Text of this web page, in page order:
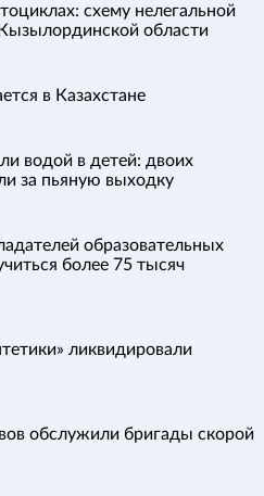
схему нелегальной
области
в Казахстане
водой в детей: двоих
за пьяную выходку
образовательных
более 75 тысяч
ликвидировали
обслужили бригады скорой